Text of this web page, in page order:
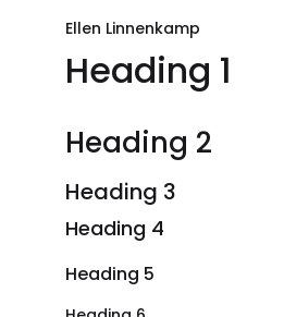
Ellen Linnenkamp
Heading 1
Heading 2
Heading 3
Heading 4
Heading 5